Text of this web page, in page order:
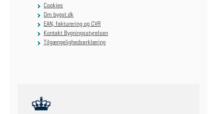
Cookies
Om bygst.dk
EAN, fakturering og CVR
Kontakt Bygningsstyrelsen
Tilgængelighedserklæring